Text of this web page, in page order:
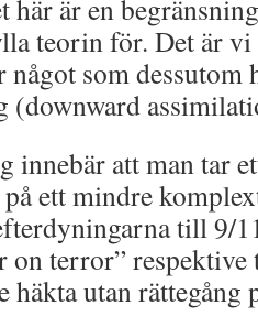
här är en
teorin för. Det är
något som dessutom
(downward
innebär att man tar
ett mindre
till 9/
on terror”
häkta utan rättegång